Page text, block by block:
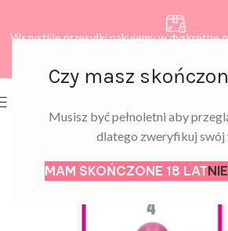
Czy masz
Musisz być pełnoletni aby
dlatego zweryfikuj swój
MAM SKOŃCZONE 18 LAT
Wszystkie przesyłki pakujemy w dyskretne